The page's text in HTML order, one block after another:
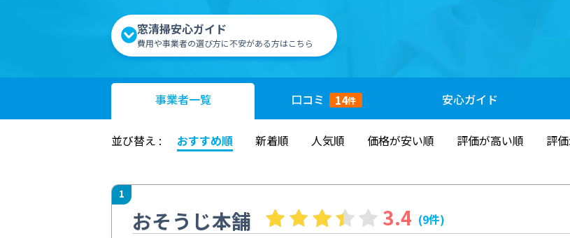
窓清掃安心ガイド
費用や事業者の選び方に不安がある方はこちら
事業者一覧 口コミ 14件 安心ガイド
並び替え : おすすめ順 新着順 人気順 価格が安い順 評価が高い順 評
1
おそうじ本舗 3.4 (9件)